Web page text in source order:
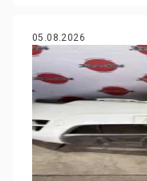
05.08.2026